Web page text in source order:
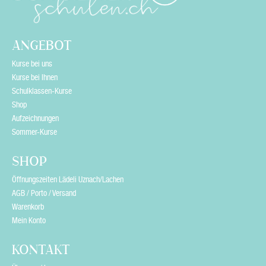
ANGEBOT
Kurse bei uns
Kurse bei Ihnen
Schulklassen-Kurse
Shop
Aufzeichnungen
Sommer-Kurse
SHOP
Öffnungszeiten Lädeli Uznach/Lachen
AGB / Porto / Versand
Warenkorb
Mein Konto
KONTAKT